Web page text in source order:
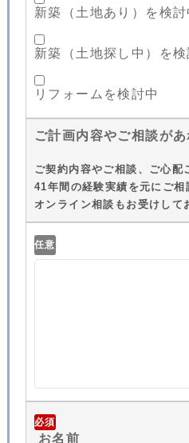
新築（土地あり）を検討
新築（土地探し中）を検
リフォームを検討中
ご計画内容やご相談が
ご契約内容やご相談、ご心配
41年間の経験実績を元にご相
オンライン相談もお受けして
任意
必須
お名前